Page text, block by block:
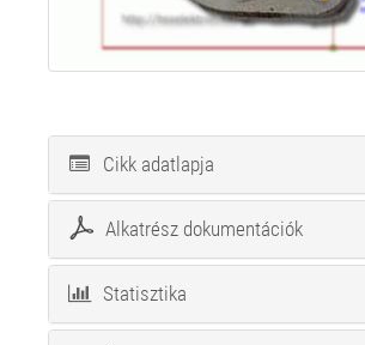
Cikk adatlapja
Alkatrész dokumentációk
Statisztika